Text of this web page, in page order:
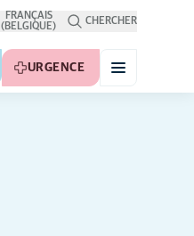
FRANÇAIS
(BELGIQUE)
CHERCHER
URGENCE